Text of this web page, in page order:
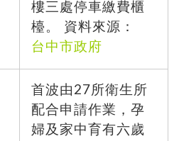
樓三處停車繳費櫃
檯。 資料來源：
台中市政府
首波由27所衛生所
配合申請作業，孕
婦及家中育有六歲